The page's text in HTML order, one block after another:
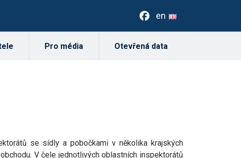
en
Pro média Otevřená data
se sídly a pobočkami v několika krajských
V čele jednotlivých oblastních inspektorátů